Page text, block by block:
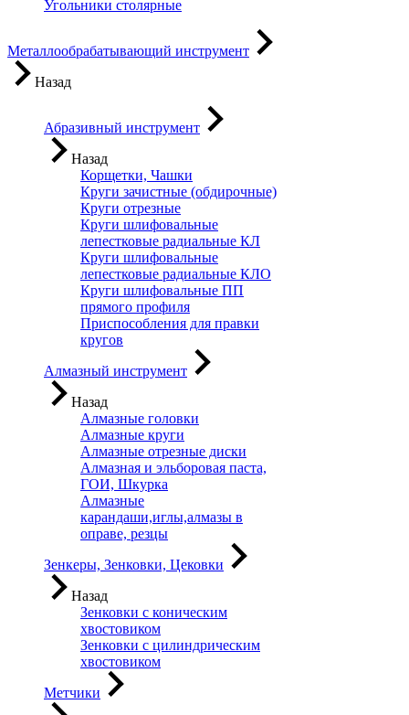
Угольники столярные
Металлообрабатывающий инструмент
Назад
Абразивный инструмент
Назад
Корщетки, Чашки
Круги зачистные (обдирочные)
Круги отрезные
Круги шлифовальные
лепестковые радиальные КЛ
Круги шлифовальные
лепестковые радиальные КЛО
Круги шлифовальные ПП
прямого профиля
Приспособления для правки
кругов
Алмазный инструмент
Назад
Алмазные головки
Алмазные круги
Алмазные отрезные диски
Алмазная и эльборовая паста,
ГОИ, Шкурка
Алмазные
карандаши,иглы,алмазы в
оправе, резцы
Зенкеры, Зенковки, Цековки
Назад
Зенковки с коническим
хвостовиком
Зенковки с цилиндрическим
хвостовиком
Метчики